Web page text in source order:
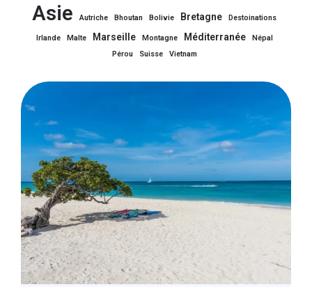
Asie Autriche Bhoutan Bolivie Bretagne Destoinations
Irlande Malte Marseille Montagne Méditerranée
Népal
Pérou
Suisse Vietnam